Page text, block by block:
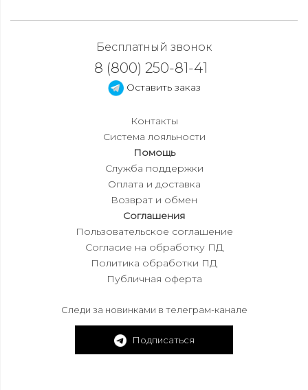
Бесплатный звонок
8 (800) 250-81-41
Оставить заказ
Контакты
Система лояльности
Помощь
Служба поддержки
Оплата и доставка
Возврат и обмен
Соглашения
Пользовательское соглашение
Согласие на обработку ПД
Политика обработки ПД
Публичная оферта
Следи за новинками в телеграм-канале
Подписаться